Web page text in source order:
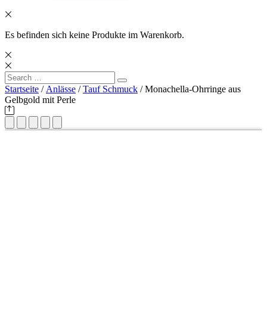
Es befinden sich keine Produkte im Warenkorb.
Search
for:
Search
Startseite / Anlässe /Tauf Schmuck / Monachella-Ohrringe aus
Gelbgold mit Perle